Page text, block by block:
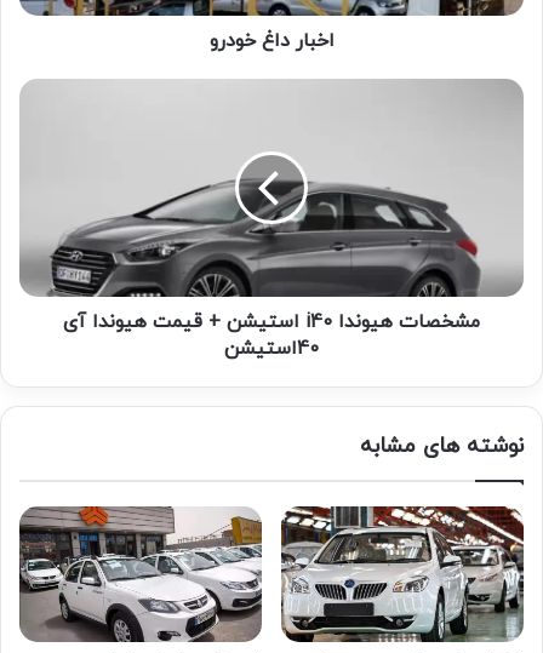
اخبار داغ خودرو
مشخصات هیوندا i40 استیشن + قیمت هیوندا آی
40استیشن
نوشته های مشابه